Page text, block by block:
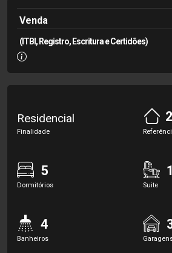
Venda
(ITBI, Registro, Escritura e Certidões)
Residencial
Finalidade
5
Dormitórios
1
Suite
4
Banheiros